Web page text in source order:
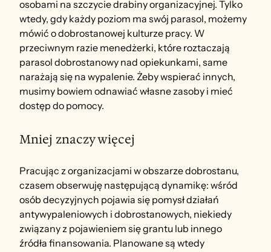
osobami na szczycie drabiny organizacyjnej. Tylko
wtedy, gdy każdy poziom ma swój parasol, możemy
mówić o dobrostanowej kulturze pracy. W
przeciwnym razie menedżerki, które roztaczają
parasol dobrostanowy nad opiekunkami, same
narażają się na wypalenie. Żeby wspierać innych,
musimy bowiem odnawiać własne zasoby i mieć
dostęp do pomocy.
Mniej znaczy więcej
Pracując z organizacjami w obszarze dobrostanu,
czasem obserwuję następującą dynamikę: wśród
osób decyzyjnych pojawia się pomysł działań
antywypaleniowych i dobrostanowych, niekiedy
związany z pojawieniem się grantu lub innego
źródła finansowania. Planowane są wtedy